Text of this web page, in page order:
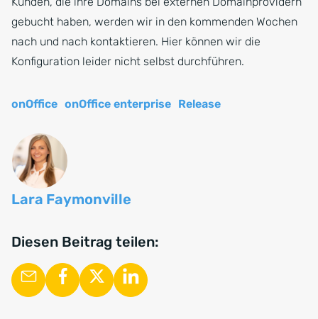
gebucht haben, werden wir in den kommenden Wochen
nach und nach kontaktieren. Hier können wir die
Konfiguration leider nicht selbst durchführen.
onOffice onOffice enterprise Release
Lara Faymonville
Diesen Beitrag teilen: